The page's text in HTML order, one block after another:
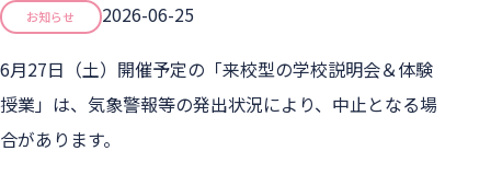
お知らせ 2026-06-25
6月27日（土）開催予定の「来校型の学校説明会＆体験
授業」は、気象警報等の発出状況により、中止となる場
合があります。